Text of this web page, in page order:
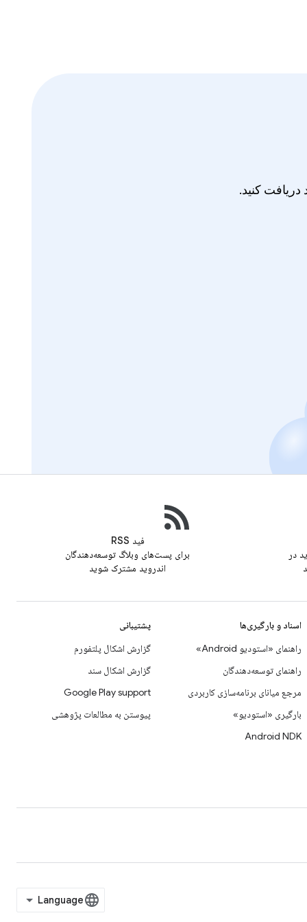
کنید.
در
فید RSS
برای پست‌های وبلاگ توسعه‌دهندگان
اندروید مشترک شوید
اسناد و بارگیری‌ها
راهنمای «استودیو Android»
راهنمای توسعه‌دهندگان
مرجع میانای برنامه‌سازی کاربردی
بارگیری «استودیو»
Android NDK
پشتیبانی
گزارش اشکال پلتفورم
گزارش اشکال سند
Google Play support
پیوستن به مطالعات پژوهشی